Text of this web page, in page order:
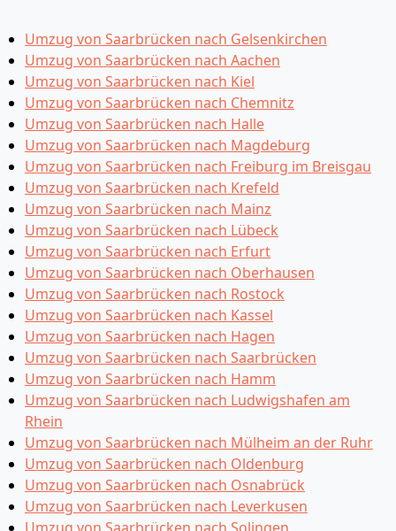
Umzug von Saarbrücken nach Gelsenkirchen
Umzug von Saarbrücken nach Aachen
Umzug von Saarbrücken nach Kiel
Umzug von Saarbrücken nach Chemnitz
Umzug von Saarbrücken nach Halle
Umzug von Saarbrücken nach Magdeburg
Umzug von Saarbrücken nach Freiburg im Breisgau
Umzug von Saarbrücken nach Krefeld
Umzug von Saarbrücken nach Mainz
Umzug von Saarbrücken nach Lübeck
Umzug von Saarbrücken nach Erfurt
Umzug von Saarbrücken nach Oberhausen
Umzug von Saarbrücken nach Rostock
Umzug von Saarbrücken nach Kassel
Umzug von Saarbrücken nach Hagen
Umzug von Saarbrücken nach Saarbrücken
Umzug von Saarbrücken nach Hamm
Umzug von Saarbrücken nach Ludwigshafen am
Rhein
Umzug von Saarbrücken nach Mülheim an der Ruhr
Umzug von Saarbrücken nach Oldenburg
Umzug von Saarbrücken nach Osnabrück
Umzug von Saarbrücken nach Leverkusen
Umzug von Saarbrücken nach Solingen